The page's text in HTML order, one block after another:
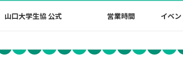
山口大学生協 公式 営業時間 イベ